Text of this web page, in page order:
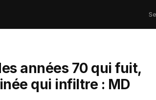
années 70 qui fuit,
qui infiltre : MD